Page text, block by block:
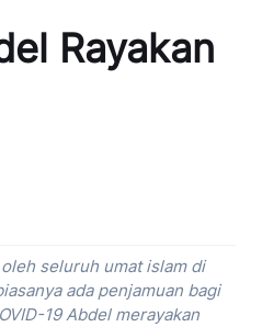
Rayakan
seluruh umat islam di
ada penjamuan bagi
19 Abdel merayakan